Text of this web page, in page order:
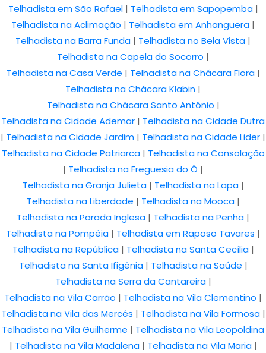
Telhadista em São Rafael| Telhadista em Sapopemba|
Telhadista na Aclimação | Telhadista em Anhanguera |
Telhadista na Barra Funda | Telhadista no Bela Vista |
Telhadista na Capela do Socorro |
Telhadista na Casa Verde | Telhadista na Chácara Flora|
Telhadista na Chácara Klabin |
Telhadista na Chácara Santo Antônio |
Telhadista na Cidade Ademar | Telhadista na Cidade Dutra
| Telhadista na Cidade Jardim | Telhadista na Cidade Lider |
Telhadista na Cidade Patriarca| Telhadista na Consolação
| Telhadista na Freguesia do Ó |
Telhadista na Granja Julieta| Telhadista na Lapa|
Telhadista na Liberdade | Telhadista na Mooca|
Telhadista na Parada Inglesa | Telhadista na Penha |
Telhadista na Pompéia | Telhadista em Raposo Tavares |
Telhadista na República| Telhadista na Santa Cecília|
Telhadista na Santa Ifigênia| Telhadista na Saúde |
Telhadista na Serra da Cantareira|
Telhadista na Vila Carrão | Telhadista na Vila Clementino |
Telhadista na Vila das Mercês | Telhadista na Vila Formosa|
Telhadista na Vila Guilherme | Telhadista na Vila Leopoldina
| Telhadista na Vila Madalena| Telhadista na Vila Maria|